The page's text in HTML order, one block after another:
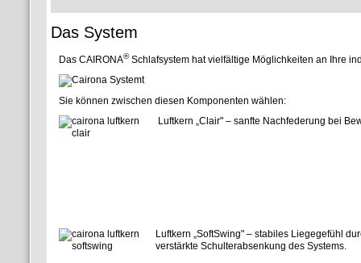
Das System
Das CAIRONA®Schlafsystem hat vielfältige Möglichkeiten an Ihre
Sie können zwischen diesen Komponenten wählen:
Luftkern „Clair" – sanfte Nachfederung bei
Luftkern „SoftSwing" – stabiles Liegegefühl
verstärkte Schulterabsenkung des Systems.